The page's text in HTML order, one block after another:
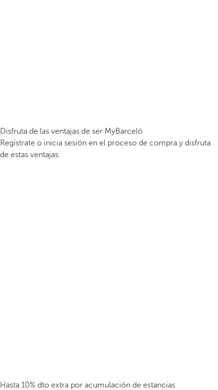
Disfruta de las ventajas de ser MyBarceló
Regístrate o inicia sesión en el proceso de compra y disfruta
de estas ventajas.
Hasta 10% dto extra por acumulación de estancias